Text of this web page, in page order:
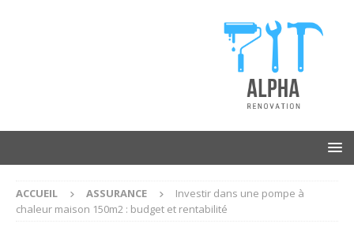
ACCUEIL ASSURANCE
Investir dans une pompe à
chaleur maison 150m2 : budget et rentabilité